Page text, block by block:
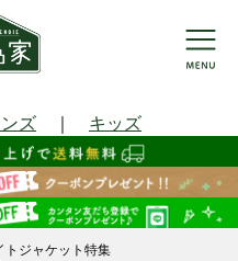
ズ ｜ キッズ
トジャケット特集